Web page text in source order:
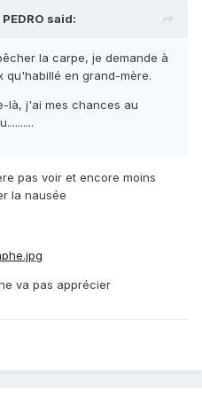
said:
la carpe, je demande à
qu'habillé en grand-mère.
là, j'ai mes chances au
pas voir et encore moins
la nausée
va pas apprécier